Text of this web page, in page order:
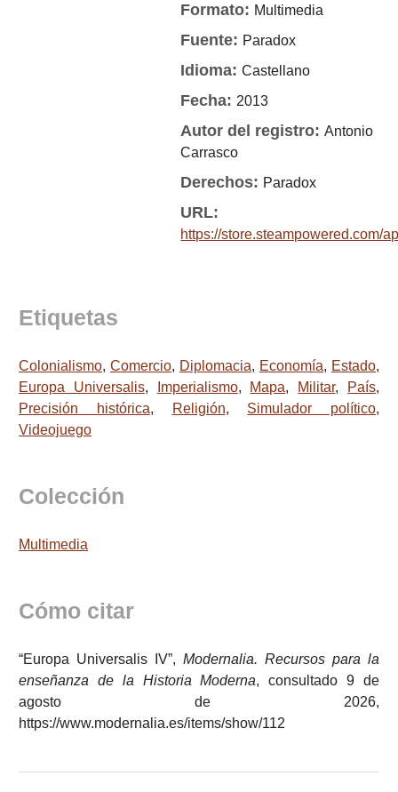
Formato: Multimedia
Fuente: Paradox
Idioma:Castellano
Fecha:2013
Autor del registro:Antonio
Carrasco
Derechos: Paradox
URL:
https://store.steampowered.com/
Etiquetas
Colonialismo, Comercio, Diplomacia, Economía, Estado,
Europa Universalis, Imperialismo, Mapa, Militar, País,
Precisión histórica, Religión, Simulador político,
Videojuego
Colección
Multimedia
Cómo citar
“Europa Universalis IV”, Modernalia. Recursos para la
enseñanza de la Historia Moderna, consultado 9 de
agosto de 2026,
https://www.modernalia.es/items/show/112